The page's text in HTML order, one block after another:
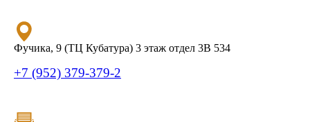
Фучика, 9 (ТЦ Кубатура) 3 этаж отдел 3В 534
+7 (952) 379-379-2